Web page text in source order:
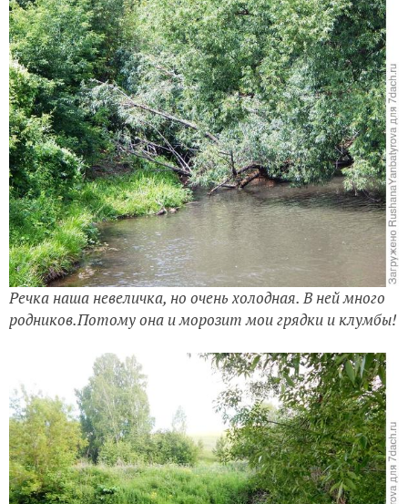
Речка наша невеличка, но очень холодная. В ней много
родников.Потому она и морозит мои грядки и клумбы!